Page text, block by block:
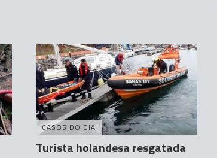
CASOS DO DIA
Turista holandesa resgatada